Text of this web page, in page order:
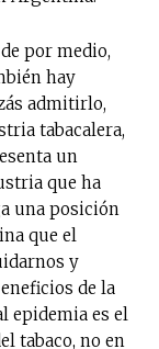
por medio,
hay
admitirlo,
tabacalera,
un
que ha
una posición
que el
y
de la
epidemia es el
tabaco, no en